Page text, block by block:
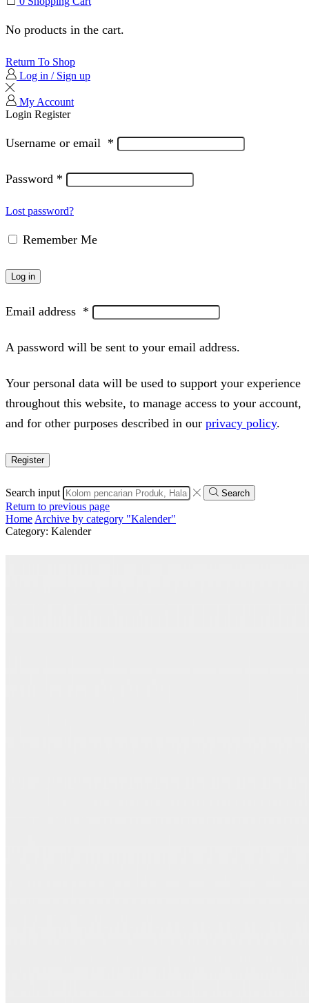
No products in the cart.
Return To Shop
Log in / Sign up
My Account
Login Register
Username or email *
Password *
Lost password?
Remember Me
Log in
Email address *
A password will be sent to your email address.
Your personal data will be used to support your experience
throughout this website, to manage access to your account,
and for other purposes described in our privacy policy.
Register
Search input Search
Return to previous page
Home Archive by category "Kalender"
Category: Kalender